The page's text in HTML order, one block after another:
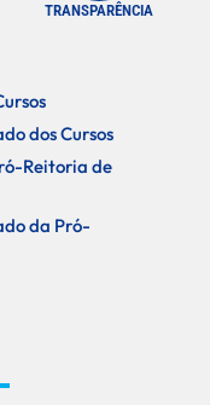
TRANSPARÊNCIA
dos Cursos
Reitoria de
da Pró-